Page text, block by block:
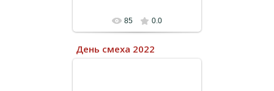
85 0.0
День смеха 2022